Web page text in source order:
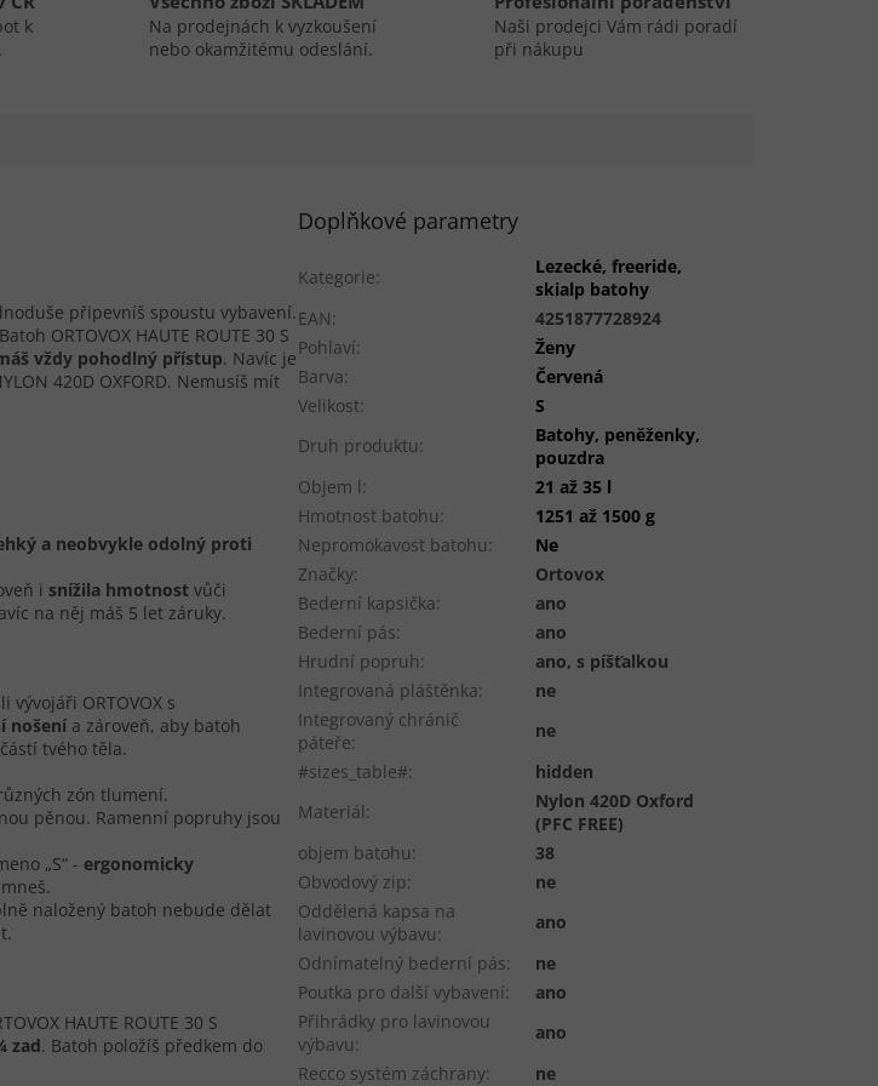
k
Na prodejnách k vyzkoušení
nebo okamžitému odeslání.
Naši prodejci Vám rádi poradí
při nákupu
připevníš spoustu vybavení.
ORTOVOX HAUTE ROUTE 30 S
vždy pohodlný přístup. Navíc je
420D OXFORD. Nemusíš mít
a neobvykle odolný proti
i snížila hmotnost vůči
na něj máš 5 let záruky.
vývojáři ORTOVOX s
nošení a zároveň, aby batoh
tvého těla.
zón tlumení.
pěnou. Ramenní popruhy jsou
„S“ - ergonomicky
naložený batoh nebude dělat
HAUTE ROUTE 30 S
zad. Batoh položíš předkem do
Doplňkové parametry
Kategorie:
Lezecké, freeride,
skialp batohy
EAN:
4251877728924
Pohlaví:
Ženy
Barva:
Červená
Velikost:
S
Druh produktu:
Batohy, peněženky,
pouzdra
Objem l:
21 až 35 l
Hmotnost batohu:
1251 až 1500 g
Nepromokavost batohu:
Ne
Značky:
Ortovox
Bederní kapsička:
ano
Bederní pás:
ano
Hrudní popruh:
ano, s píšťalkou
Integrovaná pláštěnka:
ne
Integrovaný chránič
páteře:
ne
#sizes_table#:
hidden
Materiál:
Nylon 420D Oxford
(PFC FREE)
objem batohu:
38
Obvodový zip:
ne
Oddělená kapsa na
lavinovou výbavu:
ano
Odnímatelný bederní pás:
ne
Poutka pro další vybavení:
ano
Přihrádky pro lavinovou
výbavu:
ano
Recco systém záchrany:
ne